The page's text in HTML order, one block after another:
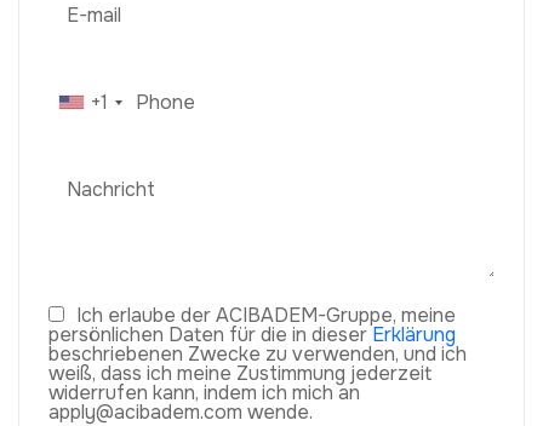
+1
Ich erlaube der ACIBADEM-Gruppe, meine
persönlichen Daten für die in dieserErklärung
beschriebenen Zwecke zu verwenden, und ich
weiß, dass ich meine Zustimmung jederzeit
widerrufen kann, indem ich mich an
apply@acibadem.com wende.